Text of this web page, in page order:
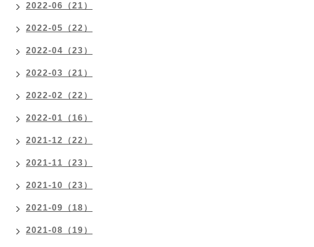
2022-06（21）
2022-05（22）
2022-04（23）
2022-03（21）
2022-02（22）
2022-01（16）
2021-12（22）
2021-11（23）
2021-10（23）
2021-09（18）
2021-08（19）